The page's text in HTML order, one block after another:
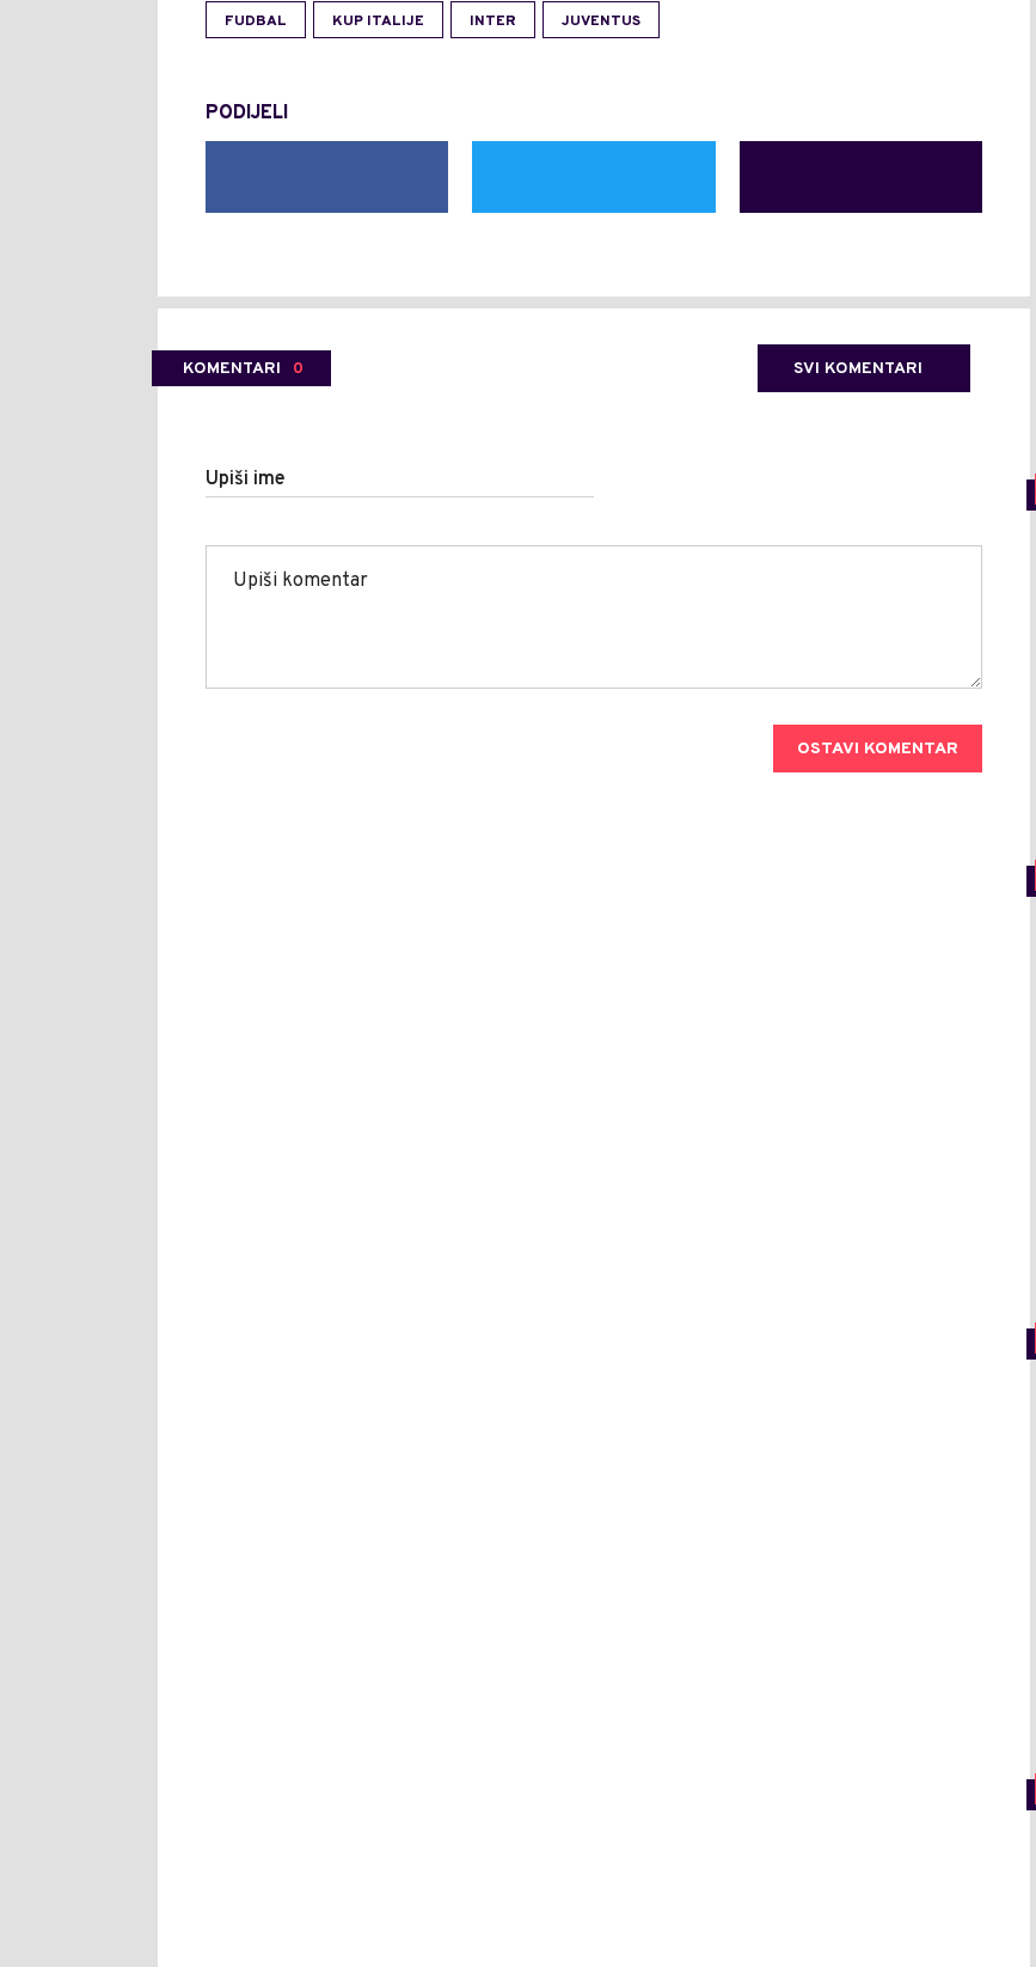
FUDBAL KUP ITALIJE INTER JUVENTUS
PODIJELI
KOMENTARI 0 SVI KOMENTARI
Upiši ime
OSTAVI KOMENTAR